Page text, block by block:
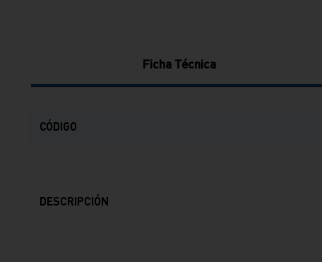
Ficha Técnica
CÓDIGO
DESCRIPCIÓN